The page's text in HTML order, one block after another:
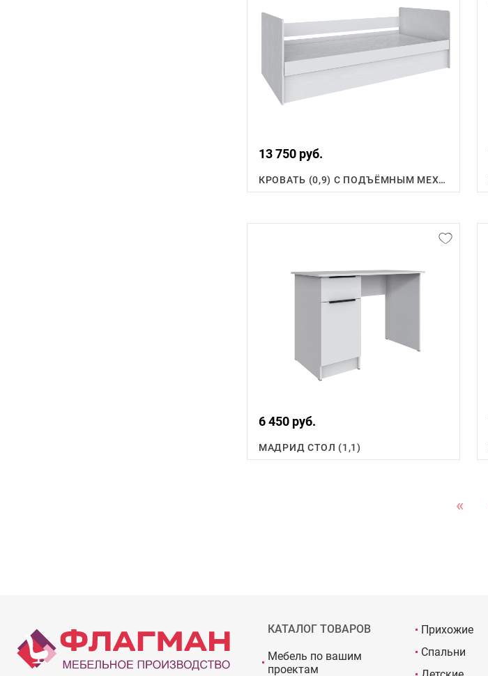
13 750 руб.
КРОВАТЬ (0,9) С ПОДЪЁМНЫМ МЕХАНИЗМОМ
6 450 руб.
МАДРИД СТОЛ (1,1)
«
КАТАЛОГ ТОВАРОВ
Мебель по вашим
проектам
Прихожие
Спальни